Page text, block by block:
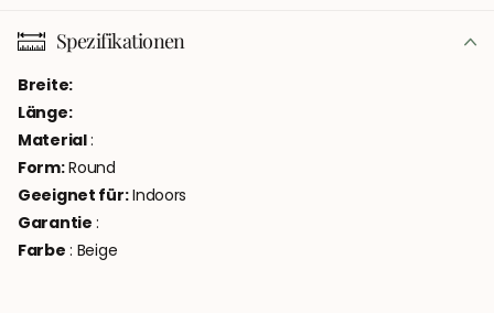
Spezifikationen
Breite:
Länge:
Material:
Form:Round
Geeignet für:Indoors
Garantie :
Farbe : Beige